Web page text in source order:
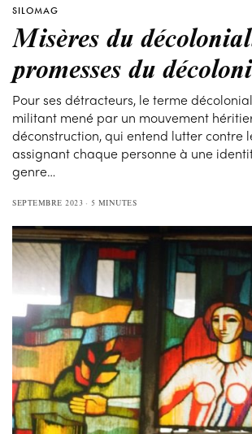
SILOMAG
Misères du
promesses du
Pour ses détracteurs, le terme
militant mené par un mouvement
déconstruction, qui entend lutter contre
assignant chaque personne à une
genre…
SEPTEMBRE 2023 5 MINUTES